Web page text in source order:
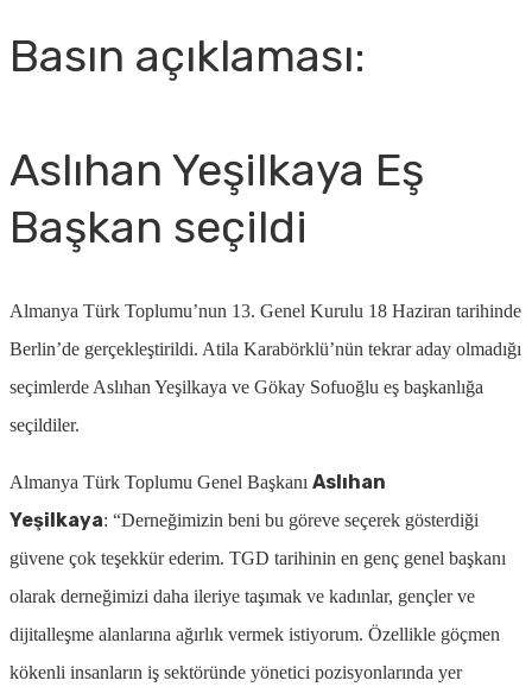
Basın açıklaması:
Aslıhan Yeşilkaya Eş
Başkan seçildi
Almanya Türk Toplumu’nun 13. Genel Kurulu 18 Haziran tarihinde
Berlin’de gerçekleştirildi. Atila Karabörklü’nün tekrar aday olmadığı
seçimlerde Aslıhan Yeşilkaya ve Gökay Sofuoğlu eş başkanlığa
seçildiler.
Almanya Türk Toplumu Genel Başkanı Aslıhan
Yeşilkaya: “Derneğimizin beni bu göreve seçerek gösterdiği
güvene çok teşekkür ederim. TGD tarihinin en genç genel başkanı
olarak derneğimizi daha ileriye taşımak ve kadınlar, gençler ve
dijitalleşme alanlarına ağırlık vermek istiyorum. Özellikle göçmen
kökenli insanların iş sektöründe yönetici pozisyonlarında yer